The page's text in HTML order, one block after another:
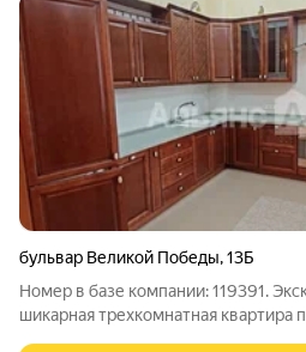
бульвар Великой Победы,13Б
Номер в базе компании: 119391.
шикарная трехкомнатная квартира